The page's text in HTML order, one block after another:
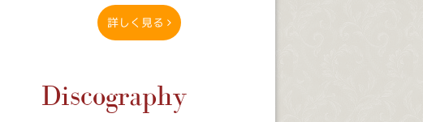
詳しく見る
Discography